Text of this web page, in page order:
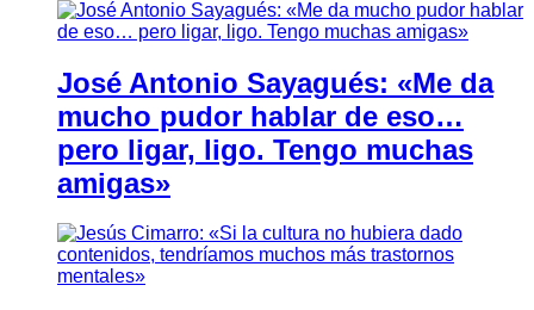
José Antonio Sayagués: «Me da
mucho pudor hablar de eso…
pero ligar, ligo. Tengo muchas
amigas»